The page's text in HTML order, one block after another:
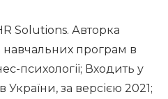
Solutions. Авторка
навчальних програм в
психології; Входить у
за версією 2021;